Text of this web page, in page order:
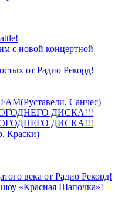
с новой концертной
от Радио Рекорд!
Санчес)
ДИСКА!!!
ДИСКА!!!
Краски)
века от Радио Рекорд!
«Красная Шапочка»!